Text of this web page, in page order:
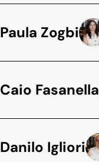
Paula Zogbi
Caio Fasanella
Danilo Igliori